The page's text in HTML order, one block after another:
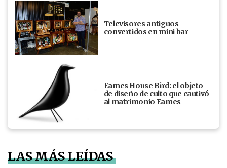
Televisores antiguos
convertidos en mini bar
Eames House Bird: el objeto
de diseño de culto que cautivó
al matrimonio Eames
LAS MÁS LEÍDAS